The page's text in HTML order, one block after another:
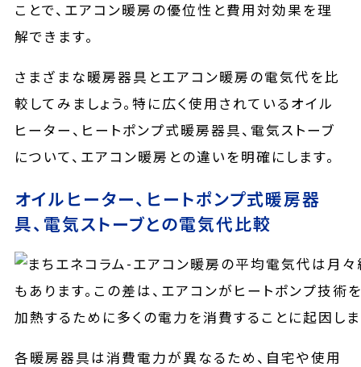
ことで、エアコン暖房の優位性と費用対効果を理
解できます。
さまざまな暖房器具とエアコン暖房の電気代を比
較してみましょう。特に広く使用されているオイル
ヒーター、ヒートポンプ式暖房器具、電気ストーブ
について、エアコン暖房との違いを明確にします。
オイルヒーター、ヒートポンプ式暖房器
具、電気ストーブとの電気代比較
各暖房器具は消費電力が異なるため、自宅や使用